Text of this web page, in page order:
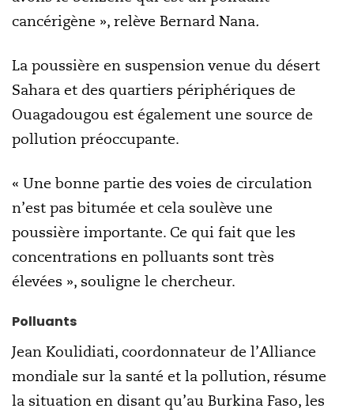
cancérigène », relève Bernard Nana.
La poussière en suspension venue du désert
Sahara et des quartiers périphériques de
Ouagadougou est également une source de
pollution préoccupante.
« Une bonne partie des voies de circulation
n’est pas bitumée et cela soulève une
poussière importante. Ce qui fait que les
concentrations en polluants sont très
élevées », souligne le chercheur.
Polluants
Jean Koulidiati, coordonnateur de l’Alliance
mondiale sur la santé et la pollution, résume
la situation en disant qu’au Burkina Faso, les